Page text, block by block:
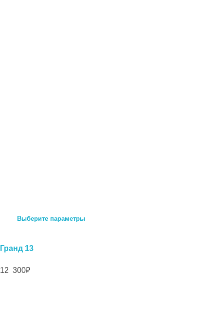
Выберите параметры
Гранд 13
12 300₽